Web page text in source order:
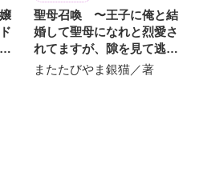
聖母召喚 〜王子に俺と結
婚して聖母になれと烈愛さ
れてますが、隙を見て逃げ
ます〜
またたびやま銀猫／著